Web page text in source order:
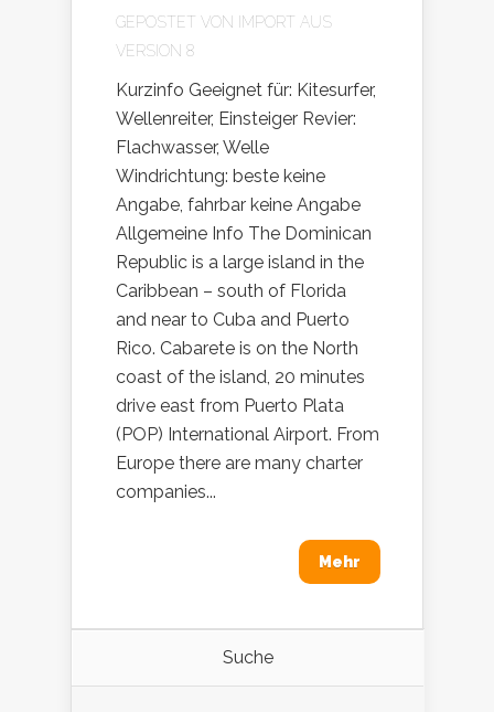
GEPOSTET VON
IMPORT AUS
VERSION 8
Kurzinfo Geeignet für: Kitesurfer,
Wellenreiter, Einsteiger Revier:
Flachwasser, Welle
Windrichtung: beste keine
Angabe, fahrbar keine Angabe
Allgemeine Info The Dominican
Republic is a large island in the
Caribbean – south of Florida
and near to Cuba and Puerto
Rico. Cabarete is on the North
coast of the island, 20 minutes
drive east from Puerto Plata
(POP) International Airport. From
Europe there are many charter
companies...
Mehr
Suche